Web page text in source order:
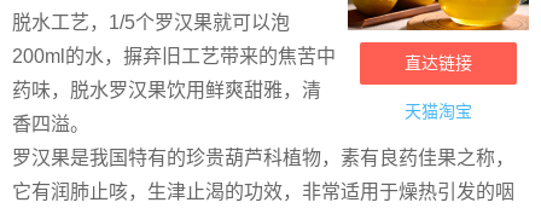
直达链接
天猫淘宝
脱水工艺，1/5个罗汉果就可以泡
200ml的水，摒弃旧工艺带来的焦苦中
药味，脱水罗汉果饮用鲜爽甜雅，清
香四溢。
罗汉果是我国特有的珍贵葫芦科植物，素有良药佳果之称，
它有润肺止咳，生津止渴的功效，非常适用于燥热引发的咽